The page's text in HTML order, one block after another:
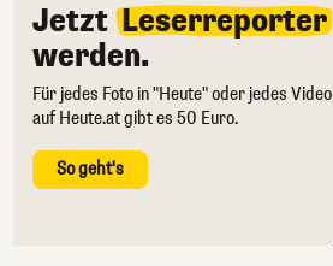
Jetzt Leserreporter
werden.
Für jedes Foto in "Heute" oder jedes Video
auf Heute.at gibt es 50 Euro.
So geht's